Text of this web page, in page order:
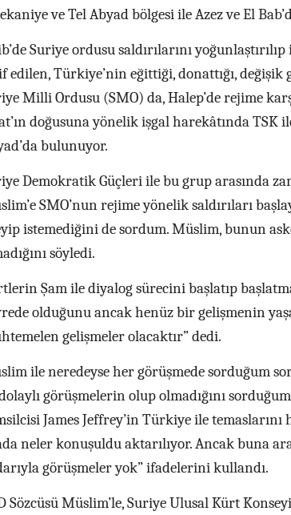
ve Tel Abyad bölgesi ile Azez ve El
Suriye ordusu saldırılarını
edilen, Türkiye’nin eğittiği, donattığı,
Milli Ordusu (SMO) da, Halep’de rejime
doğusuna yönelik işgal harekâtında
bulunuyor.
Demokratik Güçleri ile bu grup arasında
SMO’nun rejime yönelik saldırıları
istemediğini de sordum. Müslim, bunun
söyledi.
Şam ile diyalog sürecini başlatıp
olduğunu ancak henüz bir gelişmenin
gelişmeler olacaktır” dedi.
ile neredeyse her görüşmede sorduğum
görüşmelerin olup olmadığını
James Jeffrey’in Türkiye ile
neler konuşuldu aktarılıyor. Ancak buna
görüşmeler yok” ifadelerini kullandı.
Sözcüsü Müslim’le, Suriye Ulusal Kürt